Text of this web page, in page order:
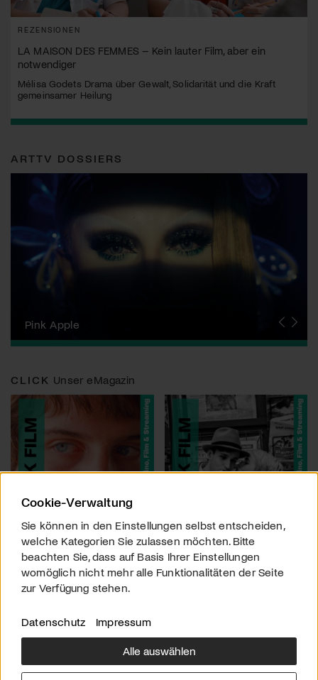
REZENSIONEN
LA MAISON DES FEMMES – Kein lauter Film, aber ein
notwendiger
Mélisa Godets Drama über Gewalt, Solidarität und die Kraft
gemeinsamer Heilung
ARTTV DOSSIERS
Zurich Film Festival
Pink Apple
Locarno Film Festival
Human Rights Film Festival Zurich
Yesh! Neues aus der jüdischen Filmwelt
Neuchâtel International Fantastic Film Festival
Visions du Réel
Berlinale
Solothurner Filmtage
Geneva International Film Festival
CLICK Unser eMagazin
Über uns
Downloads
Impressum
Cookie-Verwaltung
Sie können in den Einstellungen selbst entscheiden,
welche Kategorien Sie zulassen möchten. Bitte
beachten Sie, dass auf Basis Ihrer Einstellungen
womöglich nicht mehr alle Funktionalitäten der Seite
zur Verfügung stehen.
Datenschutz Impressum
Alle auswählen